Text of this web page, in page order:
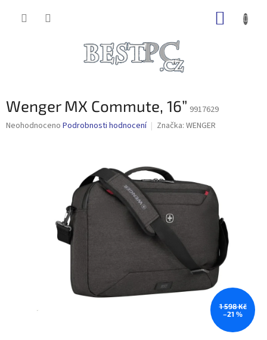
Wenger MX Commute, 16” 9917629
Průměrné
Neohodnoceno Podrobnosti hodnocení Značka: WENGER
1 598 Kč
–21 %